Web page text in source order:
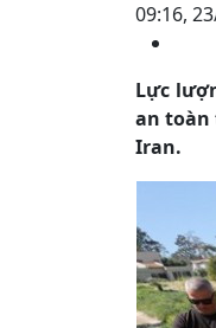
09:16,
Lực
an toàn
Iran.